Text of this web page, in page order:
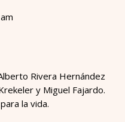
Rivera Hernández
y Miguel Fajardo.
la vida.